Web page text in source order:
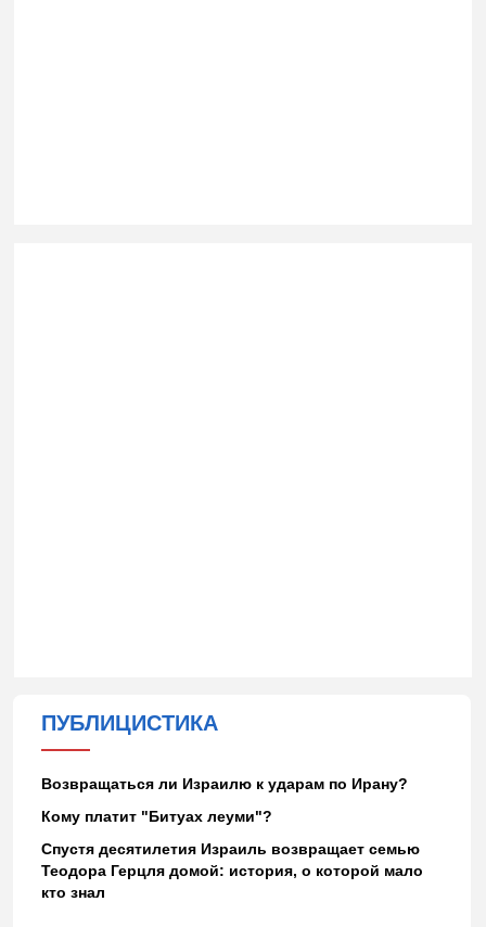
ПУБЛИЦИСТИКА
Возвращаться ли Израилю к ударам по Ирану?
Кому платит "Битуах леуми"?
Спустя десятилетия Израиль возвращает семью
Теодора Герцля домой: история, о которой мало
кто знал